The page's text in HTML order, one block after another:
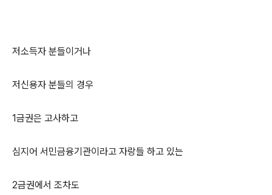
저소득자 분들이거나
저신용자 분들의 경우
1금권은 고사하고
심지어 서민금융기관이라고 자랑들 하고 있는
2금권에서 조차도